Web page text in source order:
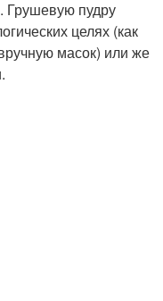
Грушевую пудру
целях (как
масок) или же